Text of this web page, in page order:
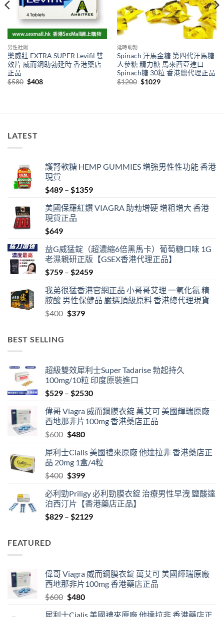
男性壯陽
樂威壯 EXTRA SUPER Levifil 雙
效片 威而鋼助勃延時 香港藥店
正品
$580 Original
$408Current
延時助勃
Spinach 汗馬金糖 第四代汗馬糖
人參糖 精力糖 馬來西亞進口
Spinach糖 30粒 香港總代理正品
$1200 Original
$1029Current
LATEST
護腎軟糖 HEMP GUMMIES 增強男性性功能 香港
現貨
$489 – $1359Price
$489
美國保羅紅鑽 VIAGRA 助勃增硬 增粗增大 香港
現貨正品
$649
益G威猛錠（超濃縮6倍黑馬卡）葡萄糖口味 1G
老濕親研正版【GSEX香港代理正品】
$759 – $2459Price
$759
through
我弟很猛香港官網正品 小哥哥艾理 一氧化氮 精
胺酸 男性保健品 嚴選頂級原料 香港總代理現貨
$400 Original
$379Current
BEST SELLING
超級雙效犀利士Super Tadarise 勃起持久
100mg/10粒 印度原裝進口
$529 – $2530Price
$529
through
偉哥 Viagra 威而鋼膜衣錠 萬艾可 美國輝瑞原廠
西地那非片100mg 香港藥店正品
$600 Original
was:
$600.
$480Current
is:
$480.
犀利士Cialis 美國禮來原廠 他達拉非 香港藥店正
品 20mg 1盒/4粒
$400 Original
was:
$400.
$399Current
is:
$399.
必利勁Priligy 必利勁膜衣錠 治療男性早洩 鹽酸達
泊西汀片【香港藥店正品】
$829 – $2129Price
FEATURED
偉哥 Viagra 威而鋼膜衣錠 萬艾可 美國輝瑞原廠
西地那非片100mg 香港藥店正品
$600 Original
$480Current
犀利士Cialis 美國禮來原廠 他達拉非 香港藥店正